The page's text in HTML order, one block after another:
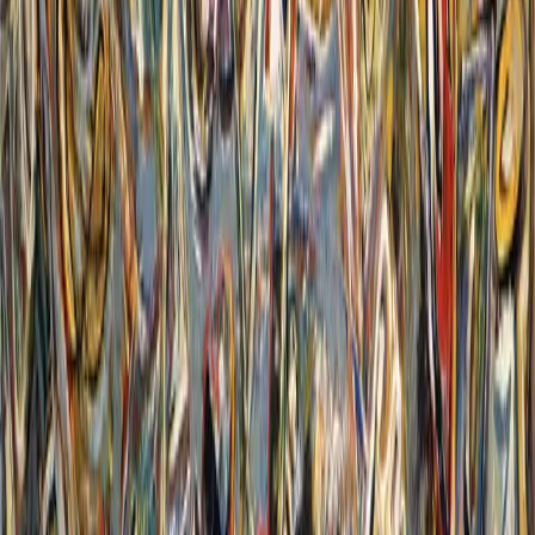
sognava assieme, in un NOI. Oggi tanti NOI si sono dissolti: politici
e partitici, familiari, civili, religiosi e via dicendo. L’IO vive momenti
di esaltazione nella competizione, ma molto di più di solitudine e
depressione. Sembra a tanti sempre più difficile, se non impossibile,
fare, cambiare, sognare.
Lei ha scritto “La Chiesa brucia”. Su
quali punti anche la Chiesa non ha retto?
Hanno pesato più dati oggettivi o
soggettivi?
Per me l’incendio di Notre Dame è stato quasi un simbolo di una
crisi che ha fatto riflettere tutti: e se la Chiesa scomparisse? Certo le
“divisione del papa” - per dirla con Stalin - si sono assottigliate. La
Chiesa si è anche ammalata della crisi dell’Europa. Tuttavia la
Chiesa resta una presenza rilevante. Quella cattolica vive con un
respiro universale e, radicalmente ostile ai nazionalismi, rappresenta
uno sguardo un po’ unico sul mondo in questo tempo. E poi noto, in
questi anni, una nuova attenzione per la Chiesa: si pensi ai battesimi
di adulti in Francia. Mi ha colpito che recentemente, in un mese,
quasi 400.000 persone siano andate a visitare il corpo di San
Francesco che era stato esposto ad Assisi.